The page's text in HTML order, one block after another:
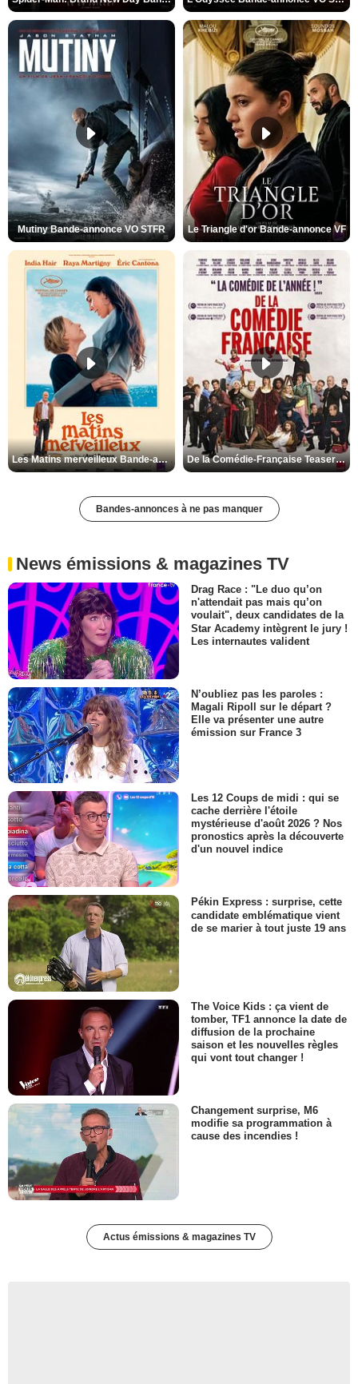
Mutiny Bande-annonce VO STFR Le Triangle d'or Bande-annonce VF
Les Matins merveilleux Bande-annonce VF De la Comédie-Française Teaser VF
Bandes-annonces à ne pas manquer
News émissions & magazines TV
Drag Race : "Le duo qu’on
n'attendait pas mais qu’on
voulait", deux candidates de la
Star Academy intègrent le jury !
Les internautes valident
N’oubliez pas les paroles :
Magali Ripoll sur le départ ?
Elle va présenter une autre
émission sur France 3
Les 12 Coups de midi : qui se
cache derrière l'étoile
mystérieuse d'août 2026 ? Nos
pronostics après la découverte
d'un nouvel indice
Pékin Express : surprise, cette
candidate emblématique vient
de se marier à tout juste 19 ans
The Voice Kids : ça vient de
tomber, TF1 annonce la date de
diffusion de la prochaine
saison et les nouvelles règles
qui vont tout changer !
Changement surprise, M6
modifie sa programmation à
cause des incendies !
Actus émissions & magazines TV